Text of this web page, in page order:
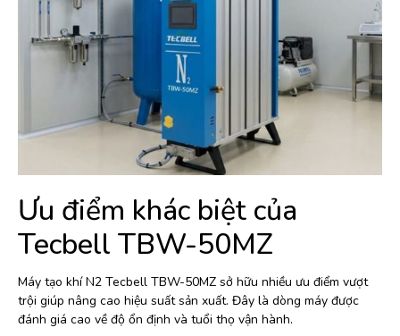
Ưu điểm khác biệt của
Tecbell TBW-50MZ
Máy tạo khí N2 Tecbell TBW-50MZ sở hữu nhiều ưu điểm vượt
trội giúp nâng cao hiệu suất sản xuất. Đây là dòng máy được
đánh giá cao về độ ổn định và tuổi thọ vận hành.